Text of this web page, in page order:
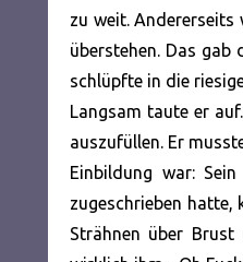
zu weit.
überstehen. Das gab
schlüpfte in die
Langsam taute er
auszufüllen. Er
Einbildung war:
zugeschrieben hatte,
Strähnen über